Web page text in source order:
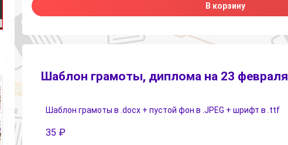
В корзину
Шаблон грамоты, диплома на 23 февраля
Шаблон грамоты в .docx + пустой фон в .JPEG + шрифт в .ttf
35 ₽